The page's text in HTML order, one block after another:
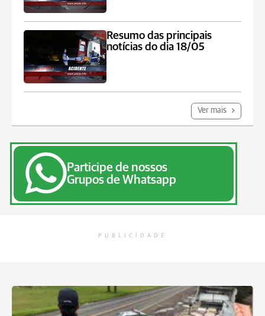
Resumo das principais
notícias do dia 18/05
Ver mais
Participe de nossos
Grupos de Whatsapp
PUBLICIDADE